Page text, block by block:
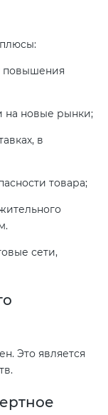
повышения
на новые рынки;
в
товара;
сети,
Это является